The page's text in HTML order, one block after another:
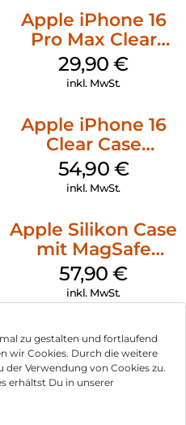
zu gestalten und fortlaufend
wir Cookies. Durch die weitere
Verwendung von Cookies zu.
erhältst Du in unserer
Apple iPhone 16
Pro Max Clear
Case MagSafe
Transparent
29,90€
inkl. MwSt.
Apple iPhone 16
Clear Case
MagSafe
Transparent
54,90 €
inkl. MwSt.
Apple Silikon Case
mit MagSafe
iPhone 14 Pro
(PRODUCT)RED
57,90€
inkl. MwSt.